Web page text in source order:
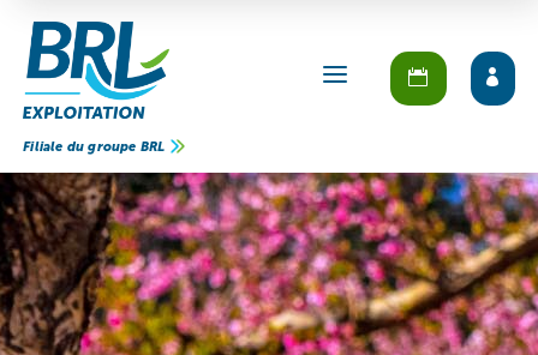
a
Filiale du groupe BRL